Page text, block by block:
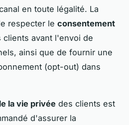
en toute légalité. La
respecter le consentement
clients avant l'envoi de
ainsi que de fournir une
(opt-out) dans
la vie privée des clients est
d'assurer la